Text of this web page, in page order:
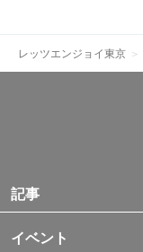
レッツエンジョイ東京
記事
イベント